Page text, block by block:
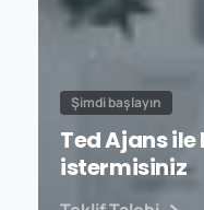
Şimdi başlayın
Ted Ajans
istermisiniz